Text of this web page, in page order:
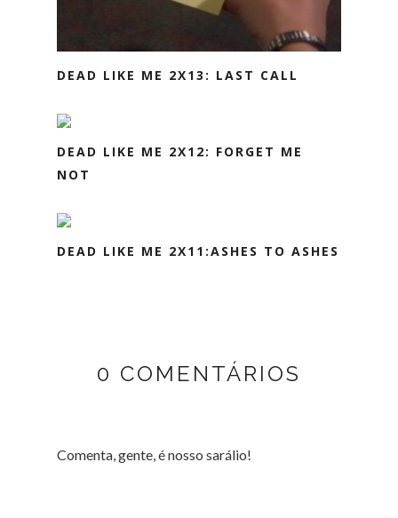
DEAD LIKE ME 2X13: LAST CALL
DEAD LIKE ME 2X12: FORGET ME
NOT
DEAD LIKE ME 2X11:ASHES TO ASHES
0 COMENTÁRIOS
Comenta, gente, é nosso sarálio!